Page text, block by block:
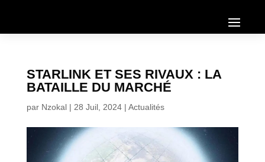
STARLINK ET SES RIVAUX : LA
BATAILLE DU MARCHÉ
par Nzokal| 28 Juil, 2024| Actualités